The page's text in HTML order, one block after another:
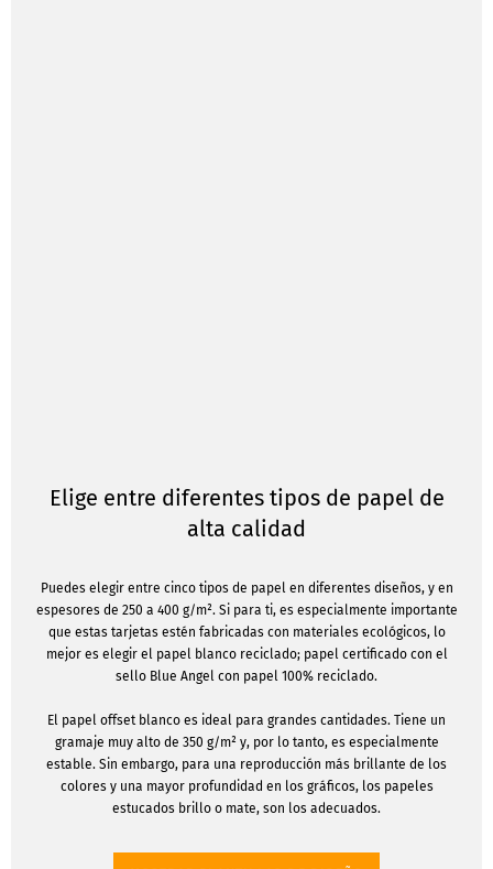
Elige entre diferentes tipos de papel de
alta calidad
Puedes elegir entre cinco tipos de papel en diferentes diseños, y en
espesores de 250 a 400 g/m². Si para ti, es especialmente importante
que estas tarjetas estén fabricadas con materiales ecológicos, lo
mejor es elegir el papel blanco reciclado; papel certificado con el
sello Blue Angel con papel 100% reciclado.
El papel offset blanco es ideal para grandes cantidades. Tiene un
gramaje muy alto de 350 g/m² y, por lo tanto, es especialmente
estable. Sin embargo, para una reproducción más brillante de los
colores y una mayor profundidad en los gráficos, los papeles
estucados brillo o mate, son los adecuados.